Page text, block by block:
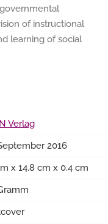
of instructional
learning of social
Verlag
2016
x 14.8 cm x 0.4 cm